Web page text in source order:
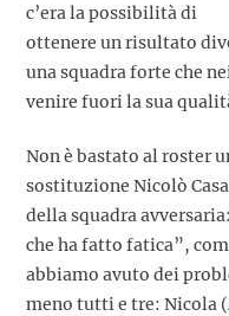
c’era la possibilità di
ottenere un risultato
una squadra forte che
venire fuori la sua
Non è bastato al roster
sostituzione Nicolò
della squadra
che ha fatto fatica”,
abbiamo avuto dei
meno tutti e tre: Nicola